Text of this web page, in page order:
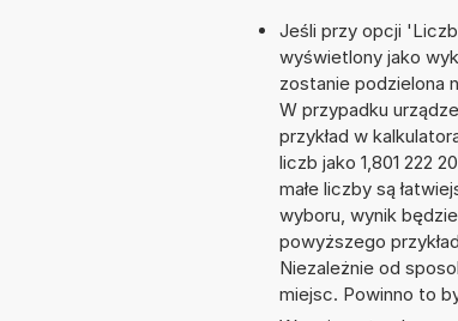
Jeśli przy opcji
wyświetlony jako
zostanie podzielona
W przypadku
przykład w
liczb jako 1,801 222
małe liczby są
wyboru, wynik
powyższego
Niezależnie od
miejsc. Powinno to